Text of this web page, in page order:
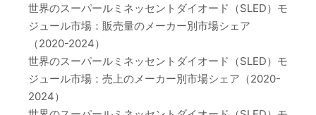
世界のスーパールミネッセントダイオード（SLED）モ
ジュール市場：販売量のメーカー別市場シェア
（2020-2024）
世界のスーパールミネッセントダイオード（SLED）モ
ジュール市場：売上のメーカー別市場シェア（2020-
2024）